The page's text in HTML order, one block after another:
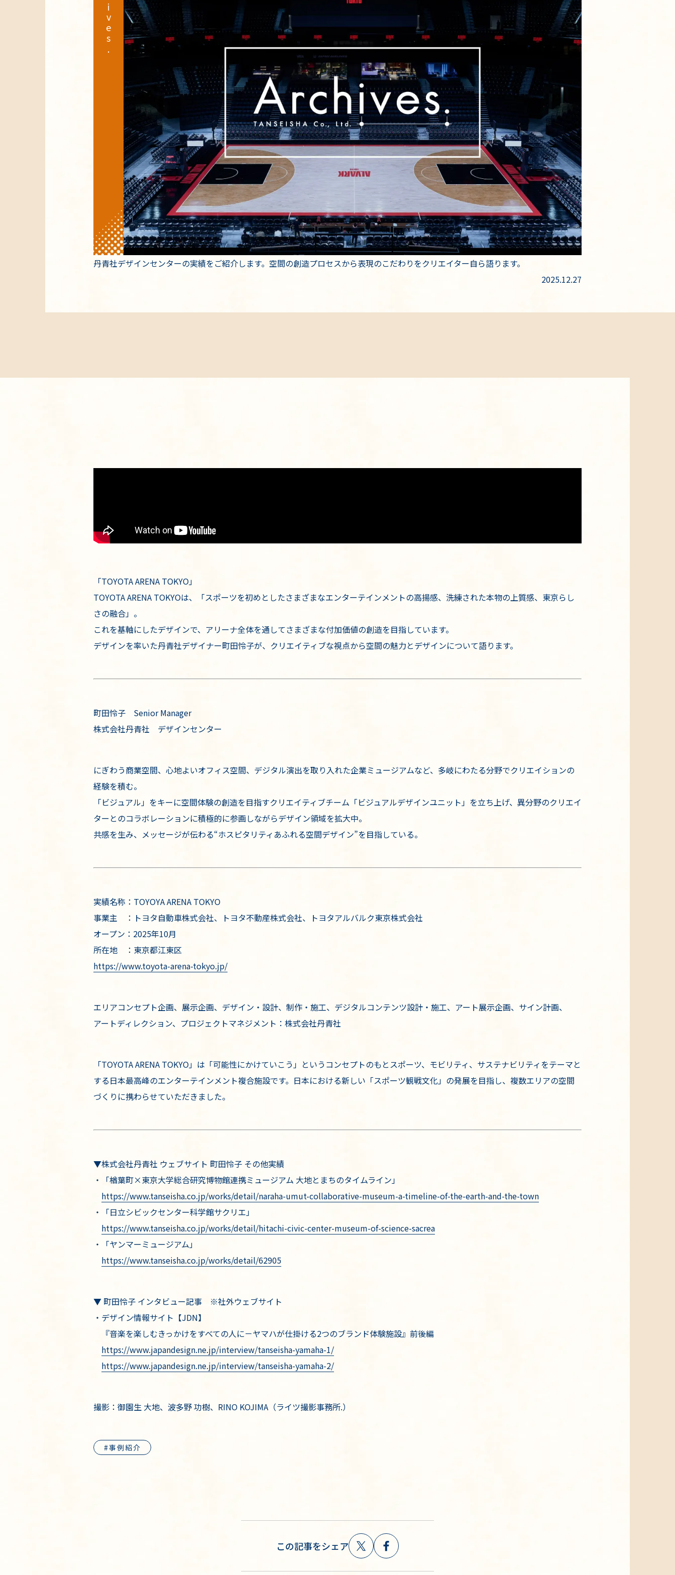
丹青社デザインセンターの実績をご紹介します。空間の創造プロセスから表現のこだわりをクリエイター自ら語ります。
2025.12.27
「TOYOTA ARENA TOKYO」
TOYOTA ARENA TOKYOは、「スポーツを初めとしたさまざまなエンターテインメントの高揚感、洗練された本物の上質感、東京らし
さの融合」。
これを基軸にしたデザインで、アリーナ全体を通してさまざまな付加価値の創造を目指しています。
デザインを率いた丹青社デザイナー町田怜子が、クリエイティブな視点から空間の魅力とデザインについて語ります。
町田怜子 Senior Manager
株式会社丹青社 デザインセンター
にぎわう商業空間、心地よいオフィス空間、デジタル演出を取り入れた企業ミュージアムなど、多岐にわたる分野でクリエイションの
経験を積む。
「ビジュアル」をキーに空間体験の創造を目指すクリエイティブチーム「ビジュアルデザインユニット」を立ち上げ、異分野のクリエイ
ターとのコラボレーションに積極的に参画しながらデザイン領域を拡大中。
共感を生み、メッセージが伝わる“ホスピタリティあふれる空間デザイン”を目指している。
実績名称：TOYOYA ARENA TOKYO
事業主 ：トヨタ自動車株式会社、トヨタ不動産株式会社、トヨタアルバルク東京株式会社
オープン：2025年10月
所在地 ：東京都江東区
https://www.toyota-arena-tokyo.jp/
エリアコンセプト企画、展示企画、デザイン・設計、制作・施工、デジタルコンテンツ設計・施工、アート展示企画、サイン計画、
アートディレクション、プロジェクトマネジメント：株式会社丹青社
「TOYOTA ARENA TOKYO」は「可能性にかけていこう」というコンセプトのもとスポーツ、モビリティ、サステナビリティをテーマと
する日本最高峰のエンターテインメント複合施設です。日本における新しい「スポーツ観戦文化」の発展を目指し、複数エリアの空間
づくりに携わらせていただきました。
▼株式会社丹青社 ウェブサイト 町田怜子 その他実績
・「楢葉町×東京大学総合研究博物館連携ミュージアム 大地とまちのタイムライン」
https://www.tanseisha.co.jp/works/detail/naraha-umut-collaborative-museum-a-timeline-of-the-earth-and-the-town
・「日立シビックセンター科学館サクリエ」
https://www.tanseisha.co.jp/works/detail/hitachi-civic-center-museum-of-science-sacrea
・「ヤンマーミュージアム」
https://www.tanseisha.co.jp/works/detail/62905
▼ 町田怜子 インタビュー記事 ※社外ウェブサイト
・デザイン情報サイト【JDN】
『音楽を楽しむきっかけをすべての人に－ヤマハが仕掛ける2つのブランド体験施設』前後編
https://www.japandesign.ne.jp/interview/tanseisha-yamaha-1/
https://www.japandesign.ne.jp/interview/tanseisha-yamaha-2/
撮影：御園生 大地、波多野 功樹、RINO KOJIMA（ライツ撮影事務所.）
事例紹介
この記事をシェア